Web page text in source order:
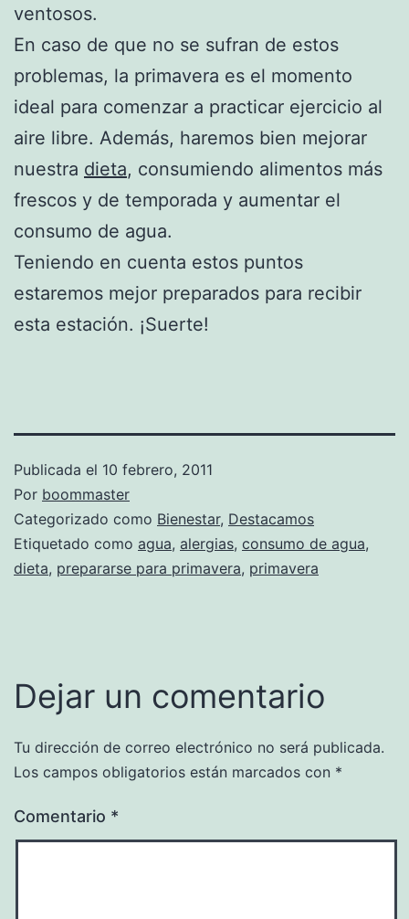
ventosos.
En caso de que no se sufran de estos
problemas, la primavera es el momento
ideal para comenzar a practicar ejercicio al
aire libre. Además, haremos bien mejorar
nuestra dieta, consumiendo alimentos más
frescos y de temporada y aumentar el
consumo de agua.
Teniendo en cuenta estos puntos
estaremos mejor preparados para recibir
esta estación. ¡Suerte!
Publicada el 10 febrero, 2011
Por boommaster
Categorizado como Bienestar, Destacamos
Etiquetado como agua, alergias, consumo de agua,
dieta, prepararse para primavera, primavera
Dejar un comentario
Tu dirección de correo electrónico no será publicada.
Los campos obligatorios están marcados con *
Comentario *